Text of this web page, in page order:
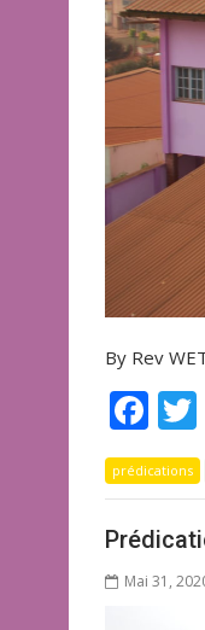
By Rev
F
ac
e
b
o
o
prédications
Mai 31,